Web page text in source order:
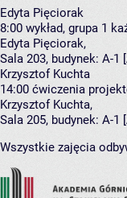
Edyta Pięciorak
8:00 wykład, grupa 1
Edyta Pięciorak,
Sala 203, budynek: A-1
Krzysztof Kuchta
14:00 ćwiczenia
Krzysztof Kuchta,
Sala 205, budynek: A-1
Wszystkie zajęcia